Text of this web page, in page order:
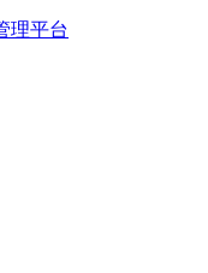
理平台